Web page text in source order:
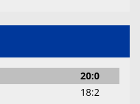
20:0
18:2